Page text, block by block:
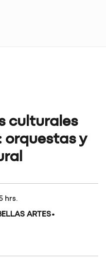
culturales
orquestas y
hrs.
ARTES·